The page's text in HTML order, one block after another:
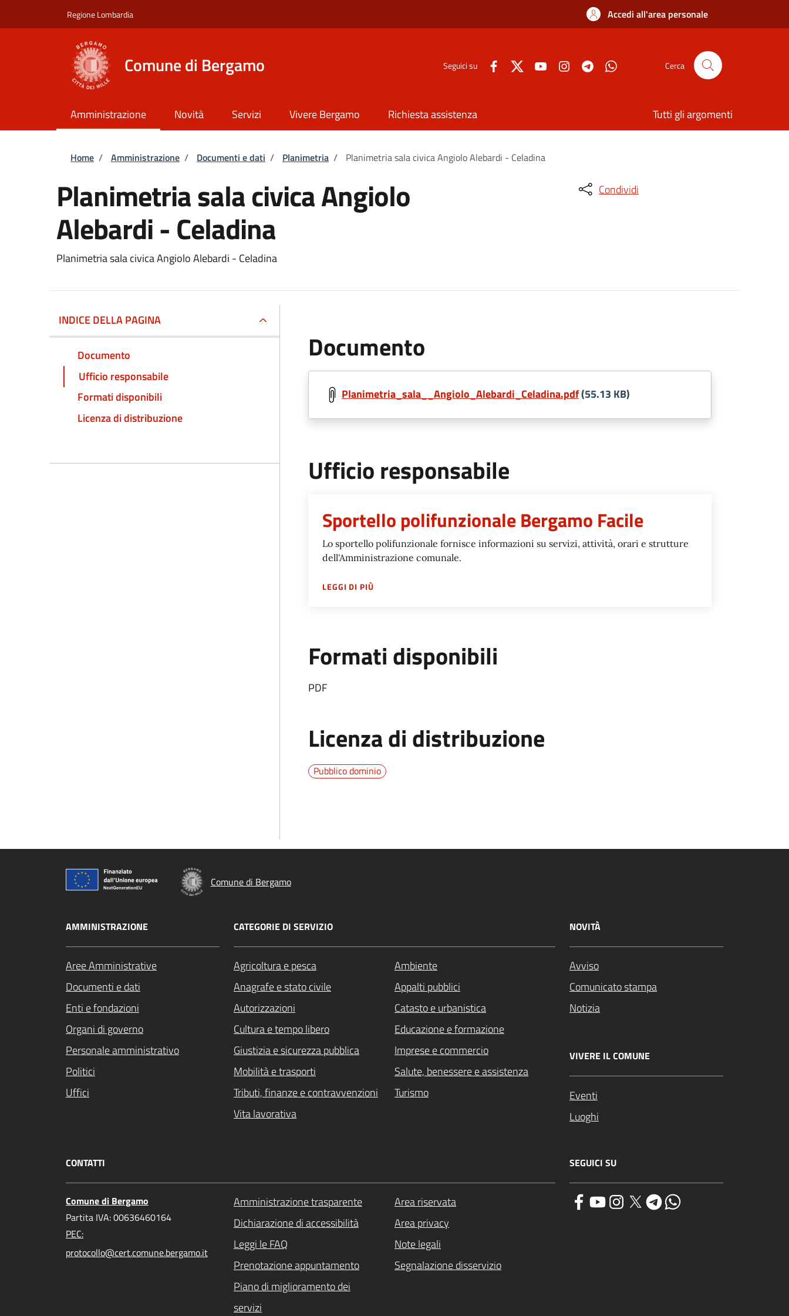
Regione Lombardia Accedi all'area personale
Comune di Bergamo Seguici su Cerca
Amministrazione Novità Servizi Vivere Bergamo Richiesta assistenza Tutti gli argomenti
Briciole di pane
Home / Amministrazione / Documenti e dati / Planimetria / Planimetria sala civica Angiolo Alebardi - Celadina
Planimetria sala civica Angiolo
Alebardi - Celadina
Planimetria sala civica Angiolo Alebardi - Celadina
Condividi
INDICE DELLA PAGINA
Documento
Ufficio responsabile
Formati disponibili
Licenza di distribuzione
Documento
Planimetria_sala__Angiolo_Alebardi_Celadina.pdf(55.13 KB)
Ufficio responsabile
Sportello polifunzionale Bergamo Facile
Lo sportello polifunzionale fornisce informazioni su servizi, attività, orari e strutture
dell'Amministrazione comunale.
LEGGI DI PIÙSU
Formati disponibili
PDF
Licenza di distribuzione
Pubblico dominio
Comune di Bergamo
AMMINISTRAZIONE
Aree Amministrative
Documenti e dati
Enti e fondazioni
Organi di governo
Personale amministrativo
Politici
Uffici
CATEGORIE DI SERVIZIO
Agricoltura e pesca
Ambiente
Anagrafe e stato civile
Appalti pubblici
Autorizzazioni
Catasto e urbanistica
Cultura e tempo libero
Educazione e formazione
Giustizia e sicurezza pubblica
Imprese e commercio
Mobilità e trasporti
Salute, benessere e assistenza
Tributi, finanze e contravvenzioni
Turismo
Vita lavorativa
NOVITÀ
Avviso
Comunicato stampa
Notizia
VIVERE IL COMUNE
Eventi
Luoghi
CONTATTI
Comune di Bergamo
Partita IVA: 00636460164
PEC:
protocollo@cert.comune.bergamo.it
Amministrazione trasparente
Area riservata
Dichiarazione di accessibilità
Area privacy
Leggi le FAQ
Note legali
Prenotazione appuntamento
Segnalazione disservizio
Piano di miglioramento dei
servizi
SEGUICI SU